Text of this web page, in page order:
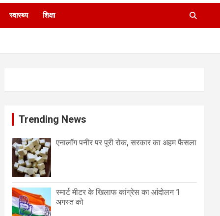
स्वास्थ्य शिक्षा
Trending News
एनालॉग पनीर पर पूरी रोक, सरकार का अहम फैसला
स्मार्ट मीटर के खिलाफ कांग्रेस का आंदोलन 1
अगस्त को